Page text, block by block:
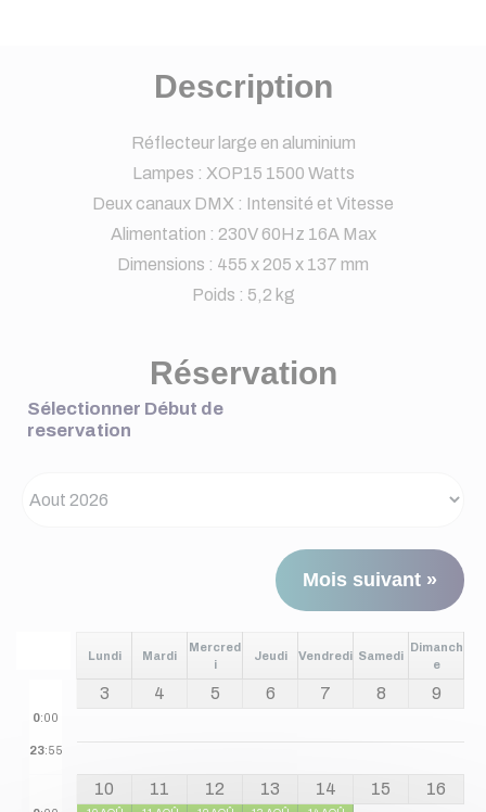
Description
Réflecteur large en aluminium
Lampes : XOP15 1500 Watts
Deux canaux DMX : Intensité et Vitesse
Alimentation : 230V 60Hz 16A Max
Dimensions : 455 x 205 x 137 mm
Poids : 5,2 kg
Réservation
Sélectionner Début de
reservation
Mois suivant »
Lundi Mardi
Mercred
i
Jeudi Vendredi Samedi
Dimanch
e
3 4 5 6 7 8 9
0:00
23:55
10 11 12 13 14 15 16